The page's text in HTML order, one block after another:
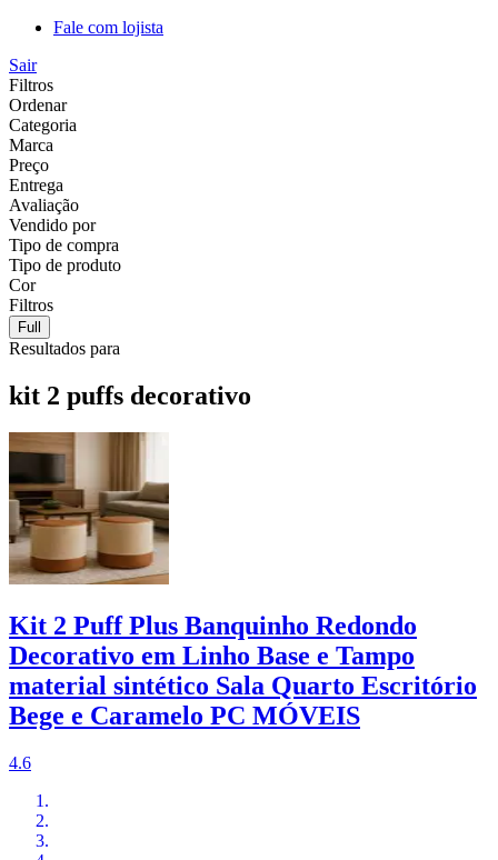
Fale com lojista
Sair
Filtros
Ordenar
Categoria
Marca
Preço
Entrega
Avaliação
Vendido por
Tipo de compra
Tipo de produto
Cor
Filtros
Full
Resultados para
kit 2 puffs decorativo
Kit 2 Puff Plus Banquinho Redondo
Decorativo em Linho Base e Tampo
material sintético Sala Quarto Escritório
Bege e Caramelo PC MÓVEIS
4.6